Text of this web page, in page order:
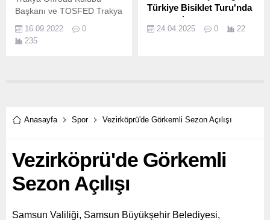
Başkanı ve TOSFED Trakya
Kurtoğlu anısına
düzenlenen Extreme
16.09.2022
0
235
Türkiye Bisiklet Turu'nda
yarışacak
Avrupa ve Türkiye’nin önde
24.04.2025 0 22
Anasayfa Spor Vezirköprü'de Görkemli Sezon Açılışı
Vezirköprü'de Görkemli
Sezon Açılışı
Samsun Valiliği, Samsun Büyükşehir Belediyesi,